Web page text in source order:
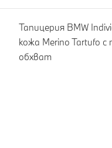
Тапицерия BMW
кожа Merino Tartufo с
обхват